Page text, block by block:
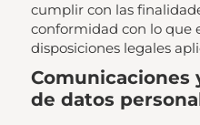
cumplir con las
conformidad con lo que
disposiciones legales
Comunicaciones
de datos